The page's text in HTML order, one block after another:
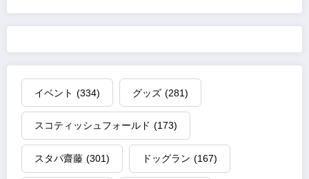
イベント (334) グッズ (281)
スコティッシュフォールド (173)
スタパ齋藤 (301) ドッグラン (167)